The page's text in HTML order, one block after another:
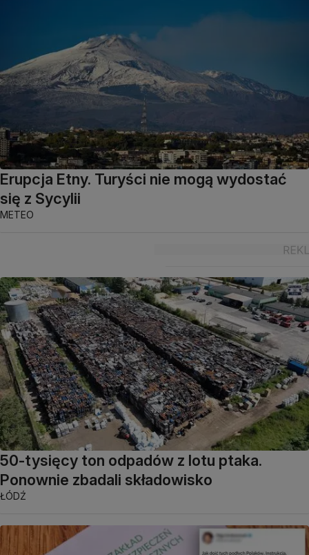
Erupcja Etny. Turyści nie mogą wydostać
się z Sycylii
METEO
50-tysięcy ton odpadów z lotu ptaka.
Ponownie zbadali składowisko
ŁÓDŹ